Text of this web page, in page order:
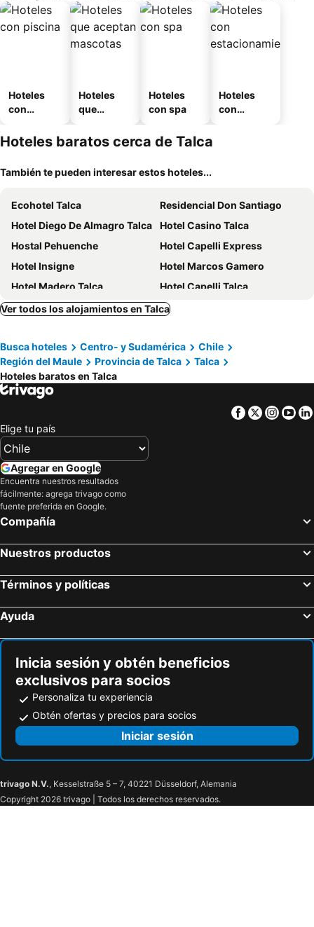
Hoteles
con
Hoteles
que
mascotas
Hoteles
con spa
Hoteles
con
Hoteles baratos cerca de Talca
También te pueden interesar estos hoteles...
Ecohotel Talca
Residencial Don Santiago
Hotel Diego De Almagro Talca
Hotel Casino Talca
Hostal Pehuenche
Hotel Capelli Express
Hotel Insigne
Hotel Marcos Gamero
Hotel Madero Talca
Hotel Capelli Talca
Hotel Cordillera
Hotel Isla Bella Talca
Park Güell House Hotel
Hotel Euro Charles Club
Hostal del Rio Talca
Eco
Hotel Stella
Ver todos los alojamientos en Talca
Busca hoteles Centro- y Sudamérica
Chile
Región del Maule
Provincia de Talca
Talca
Hoteles baratos en Talca
Facebook
Twitter
Elige tu país
Agregar en Google
Encuentra nuestros resultados
fácilmente: agrega trivago como
fuente preferida en Google.
Compañía
Nuestros productos
Términos y políticas
Ayuda
Inicia sesión y obtén beneficios
exclusivos para socios
Personaliza tu experiencia
Obtén ofertas y precios para socios
Iniciar sesión
trivago N.V., Kesselstraße 5 – 7, 40221 Düsseldorf, Alemania
Copyright 2026 trivago | Todos los derechos reservados.